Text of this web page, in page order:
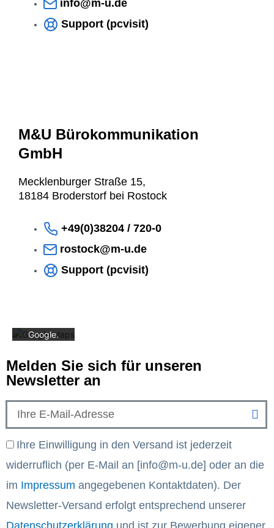
info@m-u.de
Support (pcvisit)
M&U Bürokommunikation
GmbH
Mecklenburger Straße 15,
18184 Broderstorf bei Rostock
+49(0)38204 / 720-0
rostock@m-u.de
Support (pcvisit)
Mit dem
Laden der
Karte
akzeptiere
Google.
erfahren
Karte
Google
Melden Sie sich für unseren
Newsletter an
EmailIhre Einwilligung in den Versand ist jederzeit
widerruflich (per E-Mail an [info@m-u.de] oder an die
im Impressum angegebenen Kontaktdaten). Der
Newsletter-Versand erfolgt entsprechend unserer
Datenschutzerklärung und ist zur Bewerbung eigener